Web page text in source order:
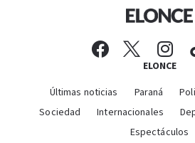
ELONCE
Últimas noticias Paraná
Sociedad
Internacionales
Espectáculos